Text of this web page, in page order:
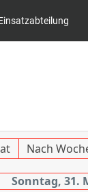
Nach
Sonntag, 31.